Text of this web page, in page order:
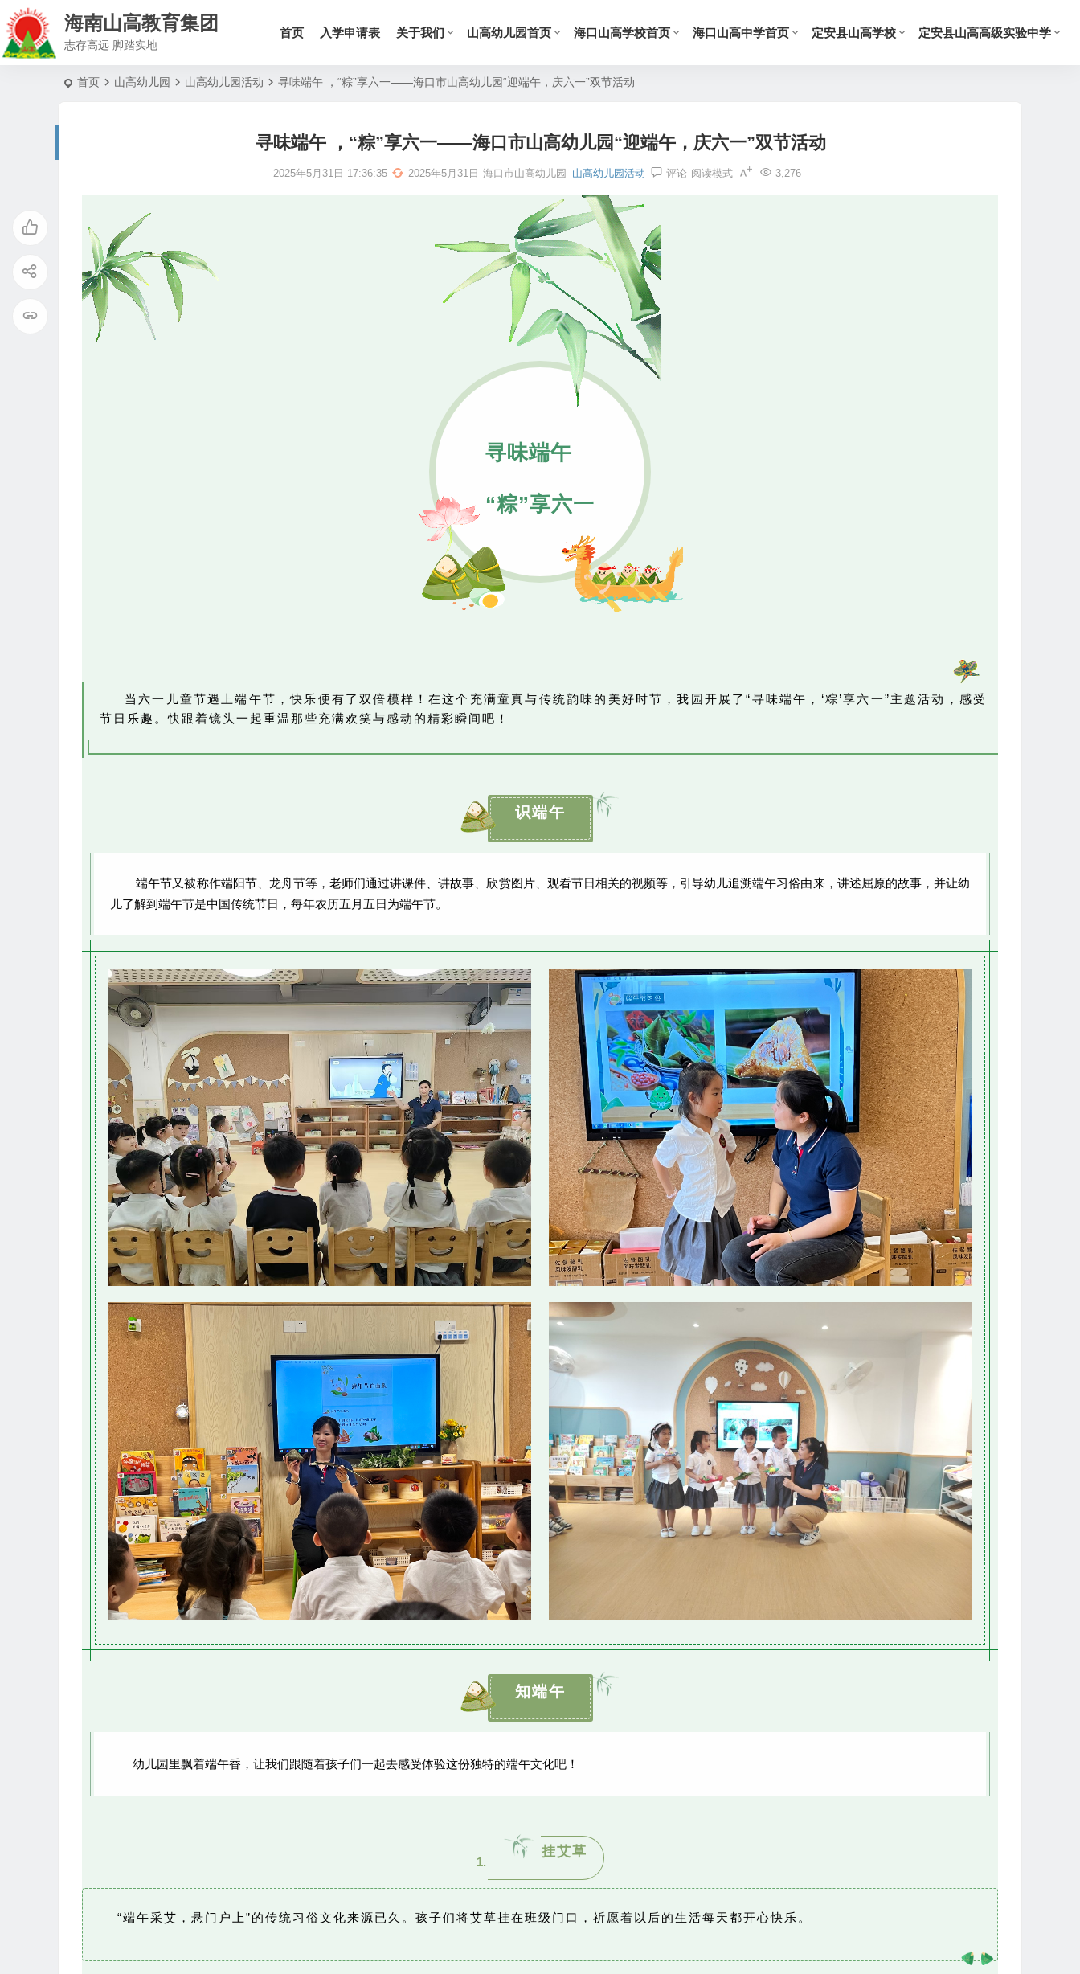
海南山高教育集团
志存高远 脚踏实地
首页 入学申请表 关于我们 山高幼儿园首页 海口山高学校首页 海口山高中学首页 定安县山高学校 定安县山高高级实验中学
首页 山高幼儿园 山高幼儿园活动 寻味端午 ，“粽”享六一——海口市山高幼儿园“迎端午，庆六一”双节活动
寻味端午 ，“粽”享六一——海口市山高幼儿园“迎端午，庆六一”双节活动
2025年5月31日 17:36:35 2025年5月31日 海口市山高幼儿园 山高幼儿园活动 评论 3,276
阅读模式
寻味端午
“粽”享六一
当六一儿童节遇上端午节，快乐便有了双倍模样！在这个充满童真与传统韵味的美好时节，我园开展了“寻味端午，‘粽’享六一”主题活动，感受
节日乐趣。快跟着镜头一起重温那些充满欢笑与感动的精彩瞬间吧！
识端午
端午节又被称作端阳节、龙舟节等，老师们通过讲课件、讲故事、欣赏图片、观看节日相关的视频等，引导幼儿追溯端午习俗由来，讲述屈原的故事，并让幼
儿了解到端午节是中国传统节日，每年农历五月五日为端午节。
知端午
幼儿园里飘着端午香，让我们跟随着孩子们一起去感受体验这份独特的端午文化吧！
1.
挂艾草
“端午采艾，悬门户上”的传统习俗文化来源已久。孩子们将艾草挂在班级门口，祈愿着以后的生活每天都开心快乐。